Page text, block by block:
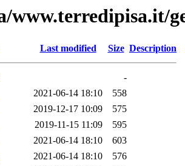
www.terredipisa.it/
Last modified Size Description
-
2021-06-14 18:10
558
2019-12-17 10:09
575
2019-11-15 11:09
595
2021-06-14 18:10
603
2021-06-14 18:10
576